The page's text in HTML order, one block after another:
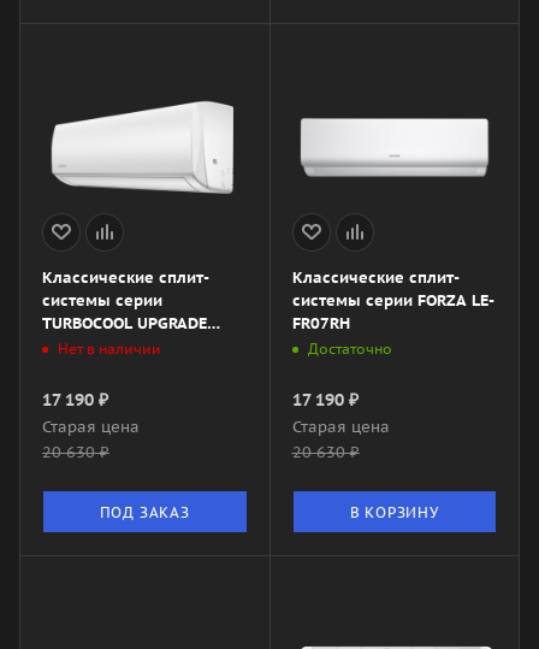
Классические сплит-
системы серии
TURBOCOOL UPGRADE
2023 XG-TX21RHA
Нет в наличии
17 190 ₽
Старая цена
20 630₽
ПОД ЗАКАЗ
Классические сплит-
системы серии FORZA LE-
FR07RH
Достаточно
17 190₽
Старая цена
20 630₽
В КОРЗИНУ